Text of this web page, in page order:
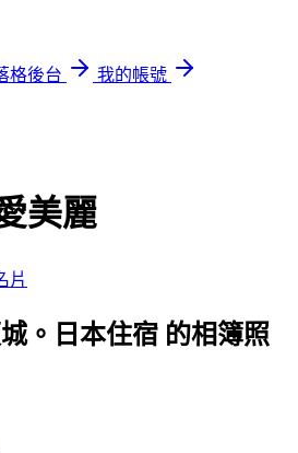
格後台
我的帳號
美麗
片
。日本住宿 的相簿照